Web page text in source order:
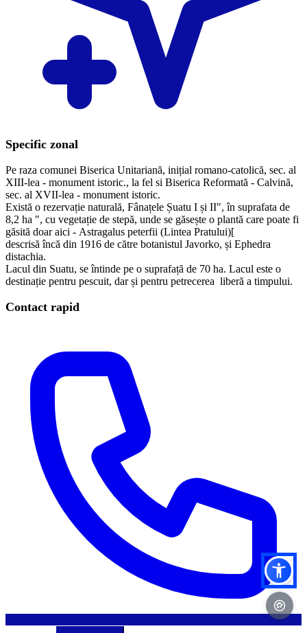
Specific zonal
Pe raza comunei Biserica Unitariană, inițial romano-catolică, sec. al
XIII-lea - monument istoric., la fel si Biserica Reformată - Calvină,
sec. al XVII-lea - monument istoric.
Există o rezervație naturală, Fânațele Șuatu I și II", în suprafata de
8,2 ha ", cu vegetație de stepă, unde se găsește o plantă care poate fi
găsită doar aici - Astragalus peterfii (Lintea Pratului)[
descrisă încă din 1916 de către botanistul Javorko, și Ephedra
distachia.
Lacul din Suatu, se întinde pe o suprafață de 70 ha. Lacul este o
destinație pentru pescuit, dar și pentru petrecerea liberă a timpului.
Contact rapid